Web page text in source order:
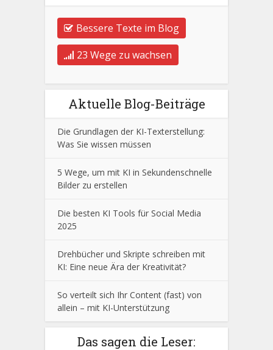
Bessere Texte im Blog
23 Wege zu wachsen
Aktuelle Blog-Beiträge
Die Grundlagen der KI-Texterstellung:
Was Sie wissen müssen
5 Wege, um mit KI in Sekundenschnelle
Bilder zu erstellen
Die besten KI Tools für Social Media
2025
Drehbücher und Skripte schreiben mit
KI: Eine neue Ära der Kreativität?
So verteilt sich Ihr Content (fast) von
allein – mit KI-Unterstützung
Das sagen die Leser: